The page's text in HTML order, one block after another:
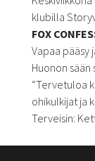
klubilla
FOX
Vapaa pääsy
Huonon sään
“Tervetuloa
ohikulkijat ja
Terveisin: